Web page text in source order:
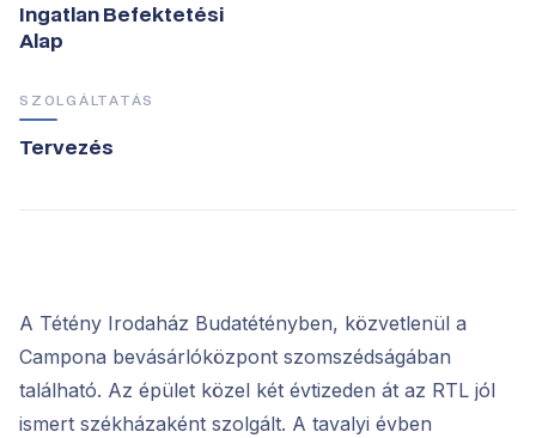
Ingatlan Befektetési
Alap
SZOLGÁLTATÁS
Tervezés
A Tétény Irodaház Budatétényben, közvetlenül a
Campona bevásárlóközpont szomszédságában
található. Az épület közel két évtizeden át az RTL jól
ismert székházaként szolgált. A tavalyi évben